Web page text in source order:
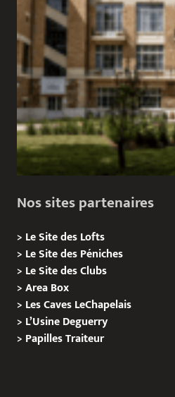
Nos sites partenaires
> Le Site des Lofts
> Le Site des Péniches
> Le Site des Clubs
>Area Box
> Les Caves LeChapelais
> L’Usine Deguerry
> PapillesTraiteur